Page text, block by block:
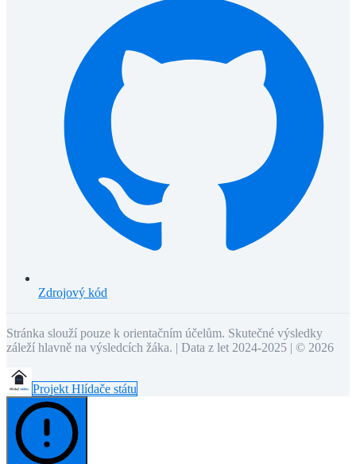
Zdrojový kód
Stránka slouží pouze k orientačním účelům. Skutečné výsledky
záleží hlavně na výsledcích žáka. | Data z let 2024-2025 | © 2026
Projekt Hlídače státu